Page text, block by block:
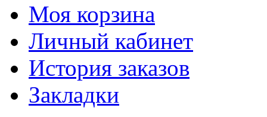
Моя корзина
Личный кабинет
История заказов
Закладки